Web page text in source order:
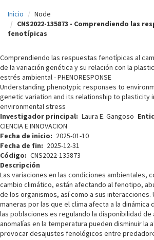
p
a
l
Inicio
Node
CNS2022-135873 - Comprendiendo las
fenotípicas
Comprendiendo las respuestas fenotípicas al
de la variación genética y su relación con la
estrés ambiental - PHENORESPONSE
Understanding phenotypic responses to
genetic variation and its relationship to plasticity
environmental stress
Investigador principal
Laura E. Gangoso
CIENCIA E INNOVACION
Fecha de inicio
2025-01-10
Fecha de fin
2025-12-31
Código
CNS2022-135873
Descripción
Las variaciones en las condiciones ambientales,
cambio climático, están afectando al fenotipo,
de los organismos, así como a sus interacciones.
maneras por las que el clima afecta a la dinámica
las poblaciones es regulando la disponibilidad de
anomalías en la temperatura pueden disminuir la
provocar desajustes fenológicos entre